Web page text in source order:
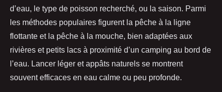
d’eau, le type de poisson recherché, ou la saison. Parmi
les méthodes populaires figurent la pêche à la ligne
flottante et la pêche à la mouche, bien adaptées aux
rivières et petits lacs à proximité d’un camping au bord de
l’eau. Lancer léger et appâts naturels se montrent
souvent efficaces en eau calme ou peu profonde.